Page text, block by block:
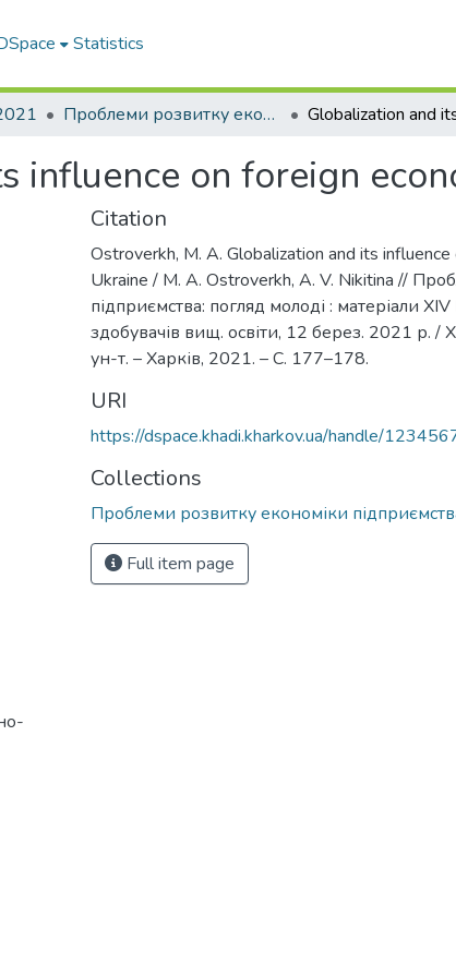
Statistics
Проблеми розвитку економіки підприємства: погляд молоді
influence on foreign
Citation
Ostroverkh, M. A. Globalization and its
Ukraine / М. А. Ostroverkh, A. V. Nikitina //
підприємства: погляд молоді : матеріали
здобувачів вищ. освіти, 12 берез. 2021 р. /
ун-т. – Харків, 2021. – С. 177–178.
URI
https://dspace.khadi.kharkov.ua/handle/
Collections
Проблеми розвитку економіки
Full item page